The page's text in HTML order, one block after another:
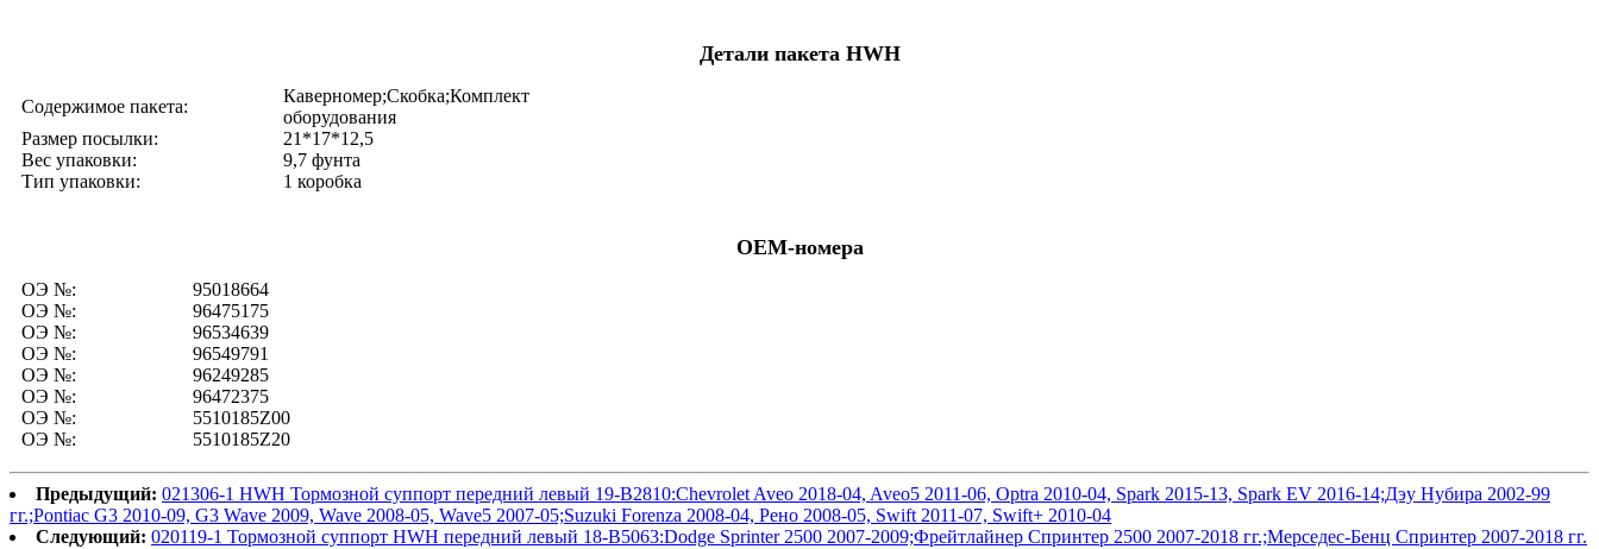
Детали пакета HWH
Содержимое пакета:
Каверномер;Скобка;Комплект
оборудования
Размер посылки:
21*17*12,5
Вес упаковки:
9,7 фунта
Тип упаковки:
1 коробка
OEM-номера
ОЭ №:
95018664
ОЭ №:
96475175
ОЭ №:
96534639
ОЭ №:
96549791
ОЭ №:
96249285
ОЭ №:
96472375
ОЭ №:
5510185Z00
ОЭ №:
5510185Z20
Предыдущий: 021306-1 HWH Тормозной суппорт передний левый 19-B2810:Chevrolet Aveo 2018-04, Aveo5 2011-06, Optra 2010-04, Spark 2015-13, Spark EV 2016-14;Дэу Нубира 2002-99
гг.;Pontiac G3 2010-09, G3 Wave 2009, Wave 2008-05, Wave5 2007-05;Suzuki Forenza 2008-04, Рено 2008-05, Swift 2011-07, Swift+ 2010-04
Следующий: 020119-1 Тормозной суппорт HWH передний левый 18-B5063:Dodge Sprinter 2500 2007-2009;Фрейтлайнер Спринтер 2500 2007-2018 гг.;Мерседес-Бенц Спринтер 2007-2018 гг.